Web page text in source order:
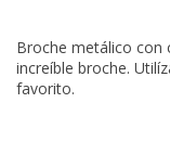
Broche metálico con
increíble broche.
favorito.